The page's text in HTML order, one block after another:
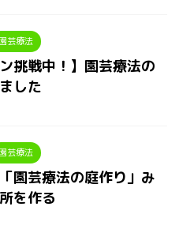
園芸療法
挑戦中！】園芸療法の
した
園芸療法
園芸療法の庭作り」み
を作る